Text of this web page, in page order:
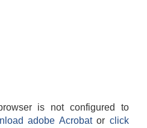
is not configured to
adobe Acrobatorclick